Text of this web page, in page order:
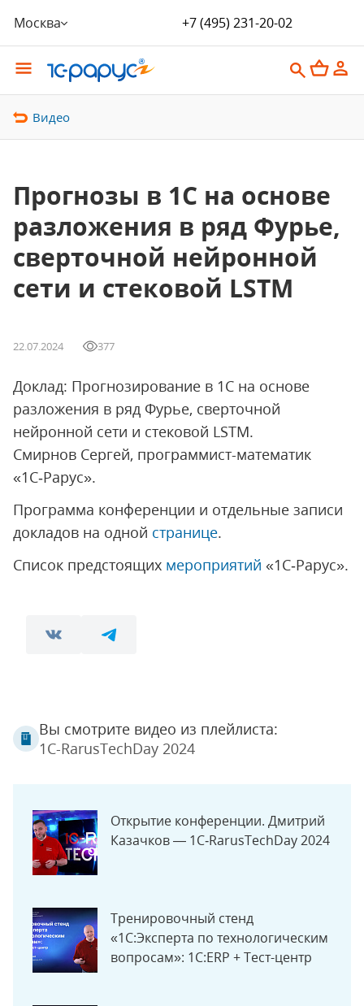
Москва +7 (495) 231-20-02
Видео
Прогнозы в 1С на основе
разложения в ряд Фурье,
сверточной нейронной
сети и стековой LSTM
22.07.2024 377
Доклад: Прогнозирование в 1С на основе
разложения в ряд Фурье, сверточной
нейронной сети и стековой LSTM.
Смирнов Сергей, программист-математик
«1С‑Рарус».
Программа конференции и отдельные записи
докладов на одной странице.
Список предстоящих мероприятий «1С‑Рарус».
Вы смотрите видео из плейлиста:
1C-RarusTechDay 2024
Открытие конференции. Дмитрий
Казачков — 1C‑RarusTechDay 2024
Тренировочный стенд
«1С:Эксперта по технологическим
вопросам»: 1С:ERP + Тест-центр